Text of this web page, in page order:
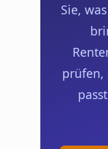
Sie,
prüfen,